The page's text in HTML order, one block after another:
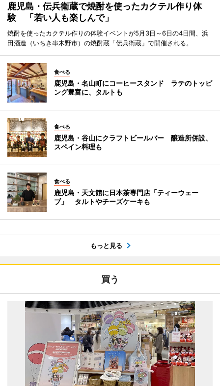
鹿児島・伝兵衛蔵で焼酎を使ったカクテル作り体
験 「若い人も楽しんで」
焼酎を使ったカクテル作りの体験イベントが5月3日～6日の4日間、浜
田酒造（いちき串木野市）の焼酎蔵「伝兵衛蔵」で開催される。
食べる
鹿児島・名山町にコーヒースタンド ラテのトッピ
ング豊富に、タルトも
食べる
鹿児島・谷山にクラフトビールバー 醸造所併設、
スペイン料理も
食べる
鹿児島・天文館に日本茶専門店「ティーウェー
ブ」 タルトやチーズケーキも
もっと見る
買う